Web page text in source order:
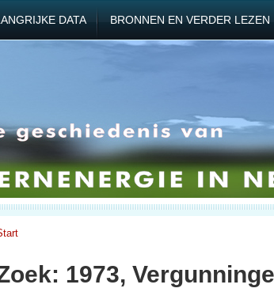
DATA BRONNEN EN VERDER LEZEN
1973,